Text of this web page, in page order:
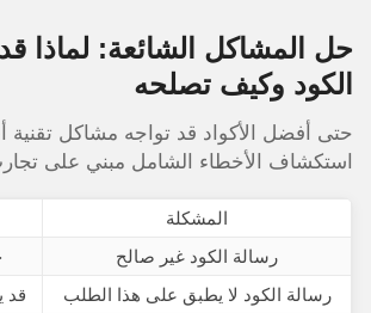
حل المشاكل الشائعة: لماذا
الكود وكيف تصلحه
حتى أفضل الأكواد قد تواجه مشاكل تقنية
استكشاف الأخطاء الشامل مبني على
المشكلة
رسالة الكود غير صالح
رسالة الكود لا يطبق على هذا الطلب
قد